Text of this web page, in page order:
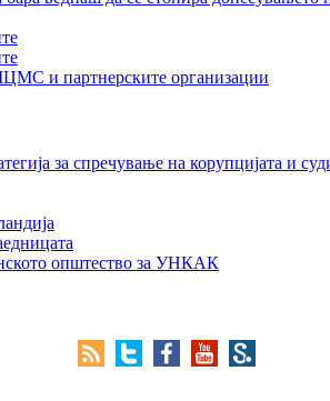
и партнерските организации
за спречување на корупцијата и
општество за УНКАК